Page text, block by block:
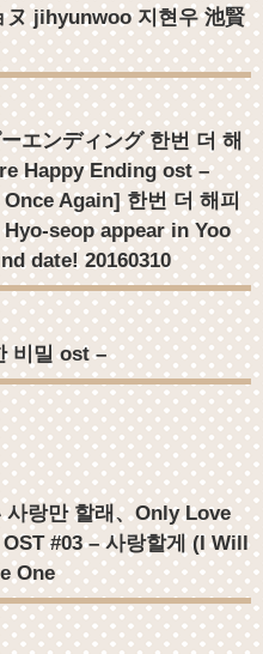
ヌ jihyunwoo 지현우 池賢
エンディング 한번 더 해
Happy Ending ost –
Again] 한번 더 해피
seop appear in Yoo
date! 20160310
비밀 ost –
사랑만 할래、Only Love
#03 – 사랑할게 (I Will
One